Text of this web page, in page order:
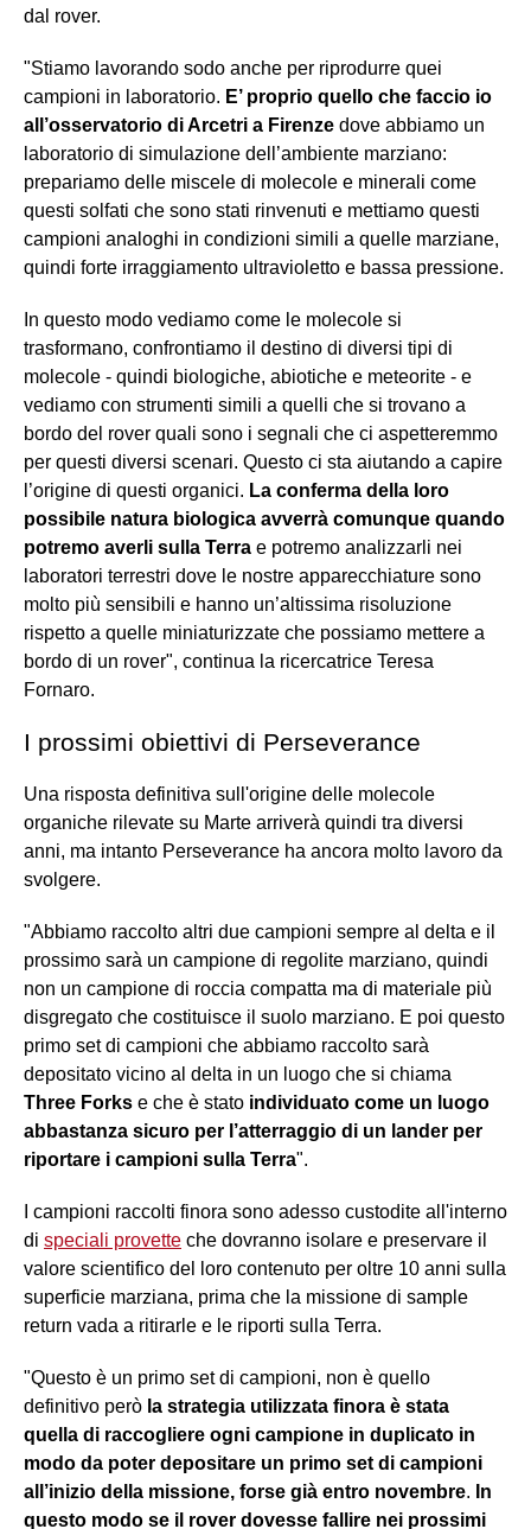
dal rover.
"Stiamo lavorando sodo anche per riprodurre quei
campioni in laboratorio. E’ proprio quello che faccio io
all’osservatorio di Arcetri a Firenze dove abbiamo un
laboratorio di simulazione dell’ambiente marziano:
prepariamo delle miscele di molecole e minerali come
questi solfati che sono stati rinvenuti e mettiamo questi
campioni analoghi in condizioni simili a quelle marziane,
quindi forte irraggiamento ultravioletto e bassa pressione.
In questo modo vediamo come le molecole si
trasformano, confrontiamo il destino di diversi tipi di
molecole - quindi biologiche, abiotiche e meteorite - e
vediamo con strumenti simili a quelli che si trovano a
bordo del rover quali sono i segnali che ci aspetteremmo
per questi diversi scenari. Questo ci sta aiutando a capire
l’origine di questi organici. La conferma della loro
possibile natura biologica avverrà comunque quando
potremo averli sulla Terra e potremo analizzarli nei
laboratori terrestri dove le nostre apparecchiature sono
molto più sensibili e hanno un’altissima risoluzione
rispetto a quelle miniaturizzate che possiamo mettere a
bordo di un rover", continua la ricercatrice Teresa
Fornaro.
I prossimi obiettivi di Perseverance
Una risposta definitiva sull'origine delle molecole
organiche rilevate su Marte arriverà quindi tra diversi
anni, ma intanto Perseverance ha ancora molto lavoro da
svolgere.
"Abbiamo raccolto altri due campioni sempre al delta e il
prossimo sarà un campione di regolite marziano, quindi
non un campione di roccia compatta ma di materiale più
disgregato che costituisce il suolo marziano. E poi questo
primo set di campioni che abbiamo raccolto sarà
depositato vicino al delta in un luogo che si chiama
Three Forks e che è stato individuato come un luogo
abbastanza sicuro per l’atterraggio di un lander per
riportare i campioni sulla Terra".
I campioni raccolti finora sono adesso custodite all'interno
di speciali provette che dovranno isolare e preservare il
valore scientifico del loro contenuto per oltre 10 anni sulla
superficie marziana, prima che la missione di sample
return vada a ritirarle e le riporti sulla Terra.
"Questo è un primo set di campioni, non è quello
definitivo però la strategia utilizzata finora è stata
quella di raccogliere ogni campione in duplicato in
modo da poter depositare un primo set di campioni
all’inizio della missione, forse già entro novembre. In
questo modo se il rover dovesse fallire nei prossimi